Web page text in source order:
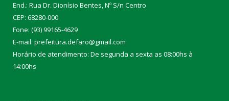
End.: Rua Dr. Dionísio Bentes, Nº S/n Centro
CEP: 68280-000
Fone: (93) 99165-4629
E-mail: prefeitura.defaro@gmail.com
Horário de atendimento: De segunda a sexta as 08:00hs à
14:00hs